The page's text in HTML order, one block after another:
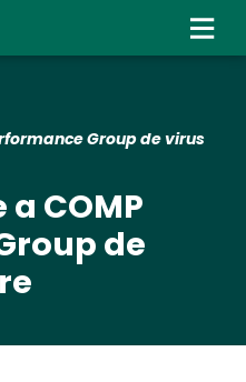
Group de virus
COMP
de